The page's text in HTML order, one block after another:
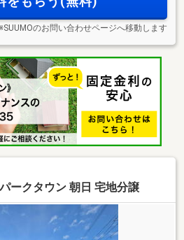
のお問い合わせページへ移動します
ークタウン 朝日 宅地分譲